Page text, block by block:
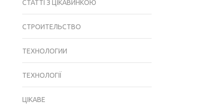
СТАТТІ З ЦІКАВИНКОЮ
СТРОИТЕЛЬСТВО
ТЕХНОЛОГИИ
ТЕХНОЛОГІЇ
ЦІКАВЕ